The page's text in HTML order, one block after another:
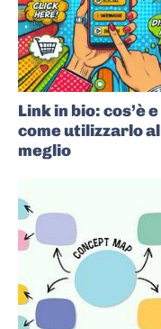
Link in bio: cos’è e
come utilizzarlo al
meglio